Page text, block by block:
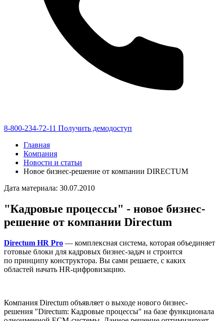
8-800-234-72-11 Получить демодоступ
Главная
Компания
Новости и статьи
Новое бизнес-решение от компании DIRECTUM
Дата материала: 30.07.2010
"Кадровые процессы" - новое бизнес-
решение от компании Directum
Directum HR Pro — комплексная система, которая объединяет
готовые блоки для кадровых бизнес-задач и строится
по принципу конструктора. Вы сами решаете, с каких
областей начать HR-цифровизацию.
Компания Directum объявляет о выходе нового бизнес-
решения "Directum: Кадровые процессы" на базе функционала